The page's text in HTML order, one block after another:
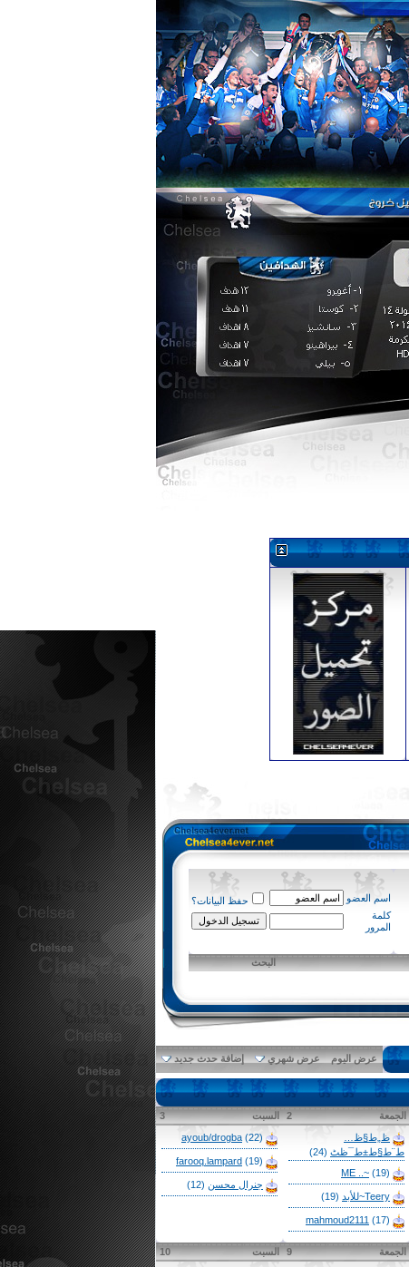
اسم العضو
حفظ البيانات؟
كلمة
المرور
البحث
عرض اليوم عرض شهري إضافة حدث جديد
2 الجمعة
ظ„ط§ظ…
ط¨ط§ط±ط¯ظٹ (24)
ME ..~ (19)
Teery~للأبد (19)
mahmoud2111 (17)
3 السبت
ayoub/drogba (22)
farooq.lampard (19)
جنرال محسن (12)
9 الجمعة 10 السبت